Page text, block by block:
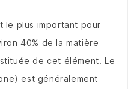
le plus important pour
40% de la matière
de cet élément. Le
est généralement